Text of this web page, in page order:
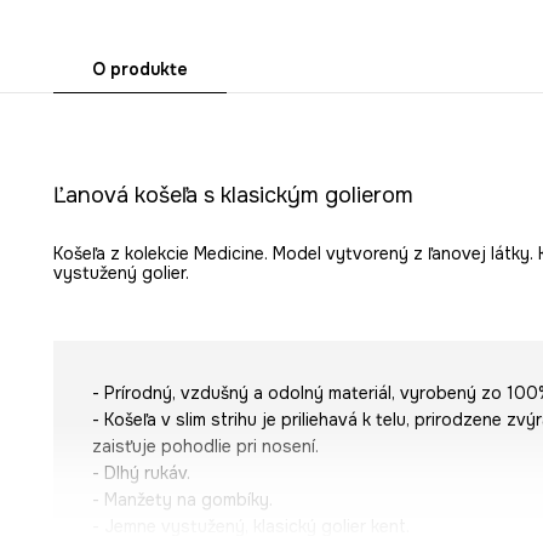
O produkte
Ľanová košeľa s klasickým golierom
Košeľa z kolekcie Medicine. Model vytvorený z ľanovej látky.
vystužený golier.
- Prírodný, vzdušný a odolný materiál, vyrobený zo
- Košeľa v slim strihu je priliehavá k telu, prirodzene
zaisťuje pohodlie pri nosení.
- Dlhý rukáv.
- Manžety na gombíky.